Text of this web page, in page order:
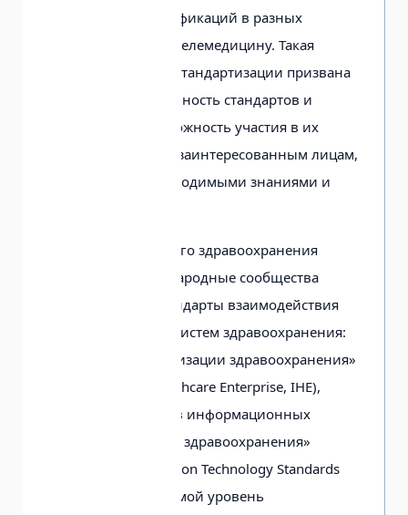
стандартов и спецификаций в разных
отраслях, включая телемедицину. Такая
сложная структура стандартизации призвана
обеспечить прозрачность стандартов и
предоставить возможность участия в их
разработке любым заинтересованным лицам,
обладающим необходимыми знаниями и
В сфере электронного здравоохранения
различные международные сообщества
разрабатывают стандарты взаимодействия
информационных систем здравоохранения:
«Интеграция организации здравоохранения»
(Integrating the Healthcare Enterprise, IHE),
«Панель стандартов информационных
технологий в сфере здравоохранения»
(Healthcare Information Technology Standards
Panel, HITSP), «Седьмой уровень